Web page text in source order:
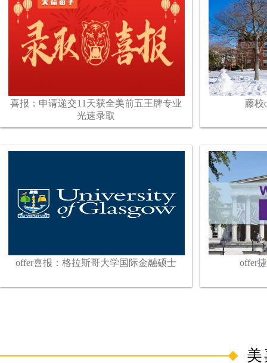
喜报：申请递交11天获全美前五王牌专业
光速录取
藤校
offer喜报：格拉斯哥大学国际金融硕士 offer